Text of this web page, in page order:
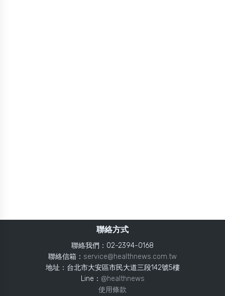
聯絡方式
聯絡我們：02-2394-0168
聯絡信箱： service@healthnews.com.tw
地址：台北市大安區市民大道三段142號5樓
Line： @healthnews
使用條款